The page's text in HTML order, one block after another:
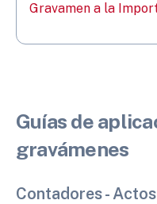
Gravamen a la
Guías de
gravámenes
Contadores -